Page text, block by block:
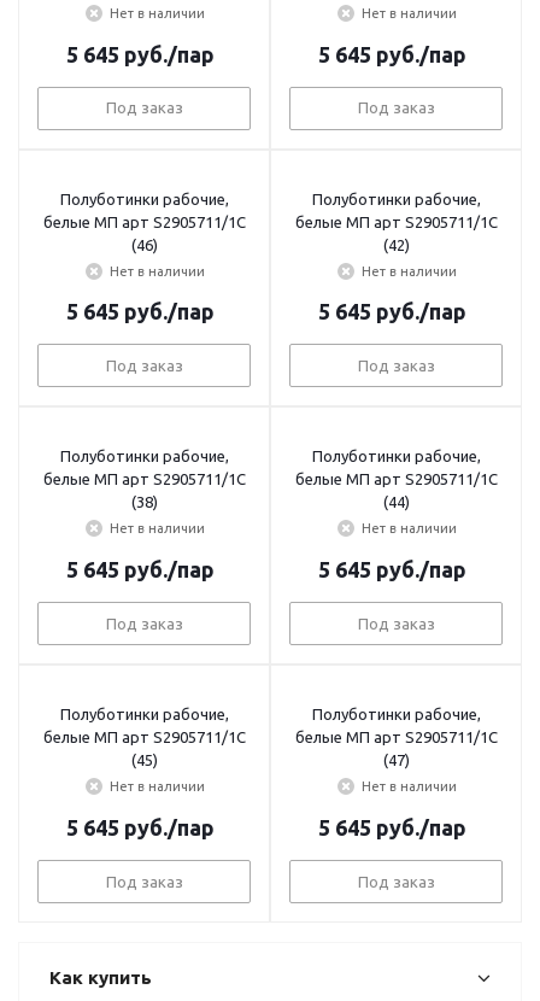
Нет в наличии
5 645 руб./пар
Под заказ
Нет в наличии
5 645 руб./пар
Под заказ
Полуботинки рабочие,
белые МП арт S2905711/1С
(46)
Нет в наличии
5 645 руб./пар
Под заказ
Полуботинки рабочие,
белые МП арт S2905711/1С
(42)
Нет в наличии
5 645 руб./пар
Под заказ
Полуботинки рабочие,
белые МП арт S2905711/1С
(38)
Нет в наличии
5 645 руб./пар
Под заказ
Полуботинки рабочие,
белые МП арт S2905711/1С
(44)
Нет в наличии
5 645 руб./пар
Под заказ
Полуботинки рабочие,
белые МП арт S2905711/1С
(45)
Нет в наличии
5 645 руб./пар
Под заказ
Полуботинки рабочие,
белые МП арт S2905711/1С
(47)
Нет в наличии
5 645 руб./пар
Под заказ
Как купить